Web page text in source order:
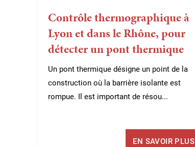
Contrôle thermographique à
Lyon et dans le Rhône, pour
détecter un pont thermique
Un pont thermique désigne un point de la
construction où la barrière isolante est
rompue. Il est important de résou...
EN SAVOIR PLUS